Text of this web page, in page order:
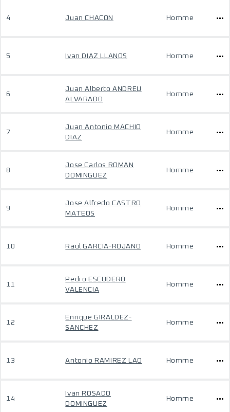
4 Juan CHACON Homme
5 Ivan DIAZ LLANOS Homme
6
Juan Alberto ANDREU
ALVARADO
Homme
7
Juan Antonio MACHIO
DIAZ
Homme
8
Jose Carlos ROMAN
DOMINGUEZ
Homme
9
Jose Alfredo CASTRO
MATEOS
Homme
10 Raul GARCIA-ROJANO Homme
11
Pedro ESCUDERO
VALENCIA
Homme
12
Enrique GIRALDEZ-
SANCHEZ
Homme
13 Antonio RAMIREZ LAO Homme
14
Ivan ROSADO
DOMINGUEZ
Homme